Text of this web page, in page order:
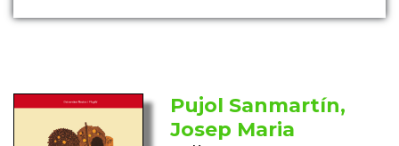
Pujol Sanmartín,
Josep Maria